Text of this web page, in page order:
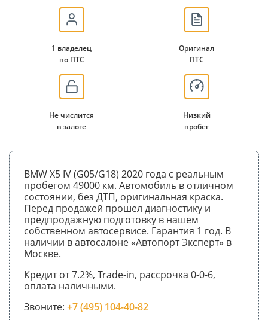
1 владелец
по ПТС
Оригинал
ПТС
Не числится
в залоге
Низкий
пробег
BMW X5 IV (G05/G18) 2020 года с реальным
пробегом 49000 км. Автомобиль в отличном
состоянии, без ДТП, оригинальная краска.
Перед продажей прошел диагностику и
предпродажную подготовку в нашем
собственном автосервисе. Гарантия 1 год. В
наличии в автосалоне «Автопорт Эксперт» в
Москве.
Кредит от 7.2%, Trade-in, рассрочка 0-0-6,
оплата наличными.
Звоните: +7 (495) 104-40-82